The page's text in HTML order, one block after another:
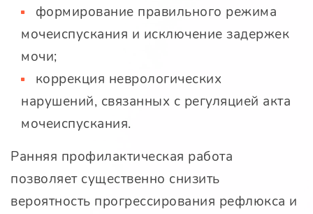
формирование правильного режима
мочеиспускания и исключение задержек
мочи;
коррекция неврологических
нарушений, связанных с регуляцией акта
мочеиспускания.
Ранняя профилактическая работа
позволяет существенно снизить
вероятность прогрессирования рефлюкса и